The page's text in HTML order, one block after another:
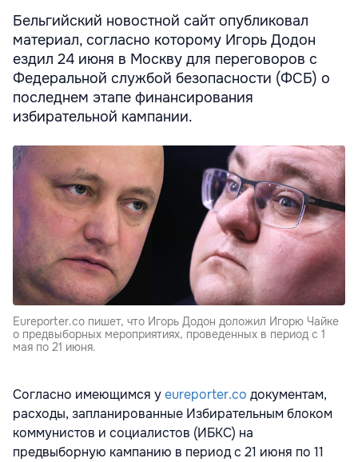
Бельгийский новостной сайт опубликовал
материал, согласно которому Игорь Додон
ездил 24 июня в Москву для переговоров с
Федеральной службой безопасности (ФСБ) о
последнем этапе финансирования
избирательной кампании.
Eureporter.co пишет, что Игорь Додон доложил Игорю Чайке
о предвыборных мероприятиях, проведенных в период с 1
мая по 21 июня.
Согласно имеющимся уeureporter.co документам,
расходы, запланированные Избирательным блоком
коммунистов и социалистов (ИБКС) на
предвыборную кампанию в период с 21 июня по 11